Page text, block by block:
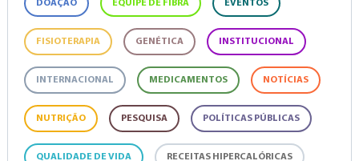
DOAÇÃO EQUIPE DE FIBRA EVENTOS
FISIOTERAPIA GENÉTICA INSTITUCIONAL
INTERNACIONAL MEDICAMENTOS NOTÍCIAS
NUTRIÇÃO PESQUISA POLÍTICAS PÚBLICAS
QUALIDADE DE VIDA RECEITAS HIPERCALÓRICAS